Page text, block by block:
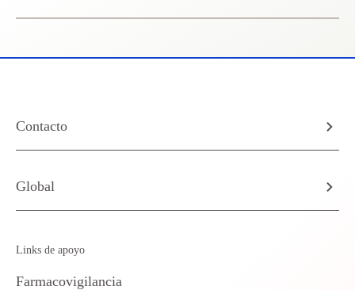
Contacto
Global
Links de apoyo
Farmacovigilancia